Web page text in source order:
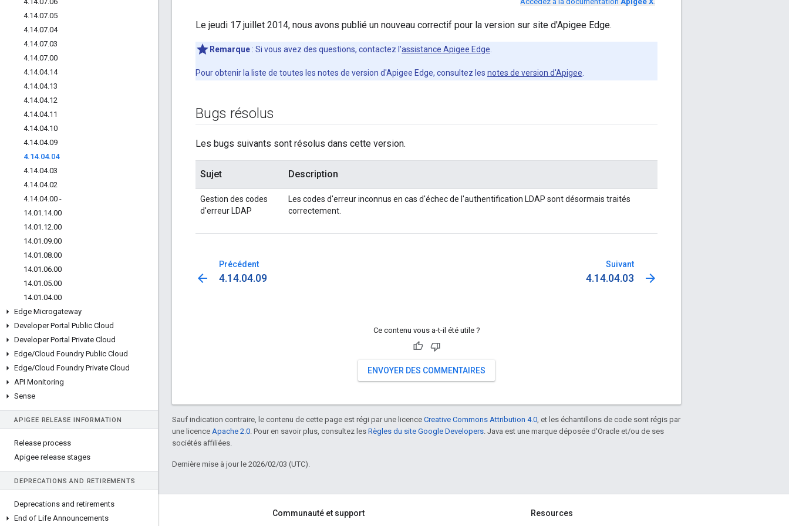
4.14.07.05
4.14.07.04
4.14.07.03
4.14.07.00
4.14.04.14
4.14.04.13
4.14.04.12
4.14.04.11
4.14.04.10
4.14.04.09
4.14.04.04
4.14.04.03
4.14.04.02
4.14.04.00 -
14.01 .14.00
14.01 .12.00
14.01 .09.00
14.01 .08.00
14.01 .06.00
14.01 .05.00
14.01 .04.00
Edge Microgateway
Developer Portal Public Cloud
Developer Portal Private Cloud
Edge/Cloud Foundry Public Cloud
Edge/Cloud Foundry Private Cloud
API Monitoring
Sense
APIGEE RELEASE INFORMATION
Release process
Apigee release stages
DEPRECATIONS AND RETIREMENTS
Deprecations and retirements
End of Life Announcements
Le jeudi 17 juillet 2014, nous avons publié un nouveau correctif pour la version sur site d'Apigee Edge.
Remarque : Si vous avez des questions, contactez l'assistance Apigee Edge
Pour obtenir la liste de toutes les notes de version d'Apigee Edge, consultez les notes de version d'Apigee
Bugs résolus
Les bugs suivants sont résolus dans cette version.
Sujet Description
Gestion des codes
d'erreur LDAP
Les codes d'erreur inconnus en cas d'échec de l'authentification LDAP sont désormais traités
correctement.
Précédent
arrow_back 4.14.04.09
Suivant
4.14.04.03 arrow_forward
Ce contenu vous a-t-il été utile ?
ENVOYER DES COMMENTAIRES
Sauf indication contraire, le contenu de cette page est régi par une licence Creative Commons Attribution 4.0, et les échantillons de code sont régis par
une licence Apache 2.0. Pour en savoir plus, consultez les Règles du site Google Developers. Java est une marque déposée d'Oracle et/ou de ses
sociétés affiliées.
Dernière mise à jour le 2026/02/03 (UTC).
À propos d'Apigee Communauté et support Resources